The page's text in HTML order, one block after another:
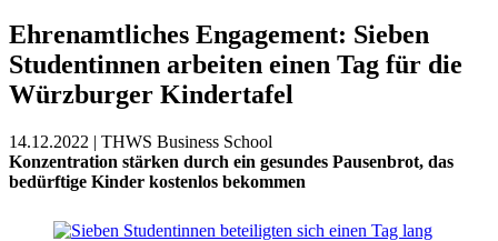
Ehrenamtliches Engagement: Sieben
Studentinnen arbeiten einen Tag für die
Würzburger Kindertafel
14.12.2022 | THWS Business School
Konzentration stärken durch ein gesundes Pausenbrot, das
bedürftige Kinder kostenlos bekommen